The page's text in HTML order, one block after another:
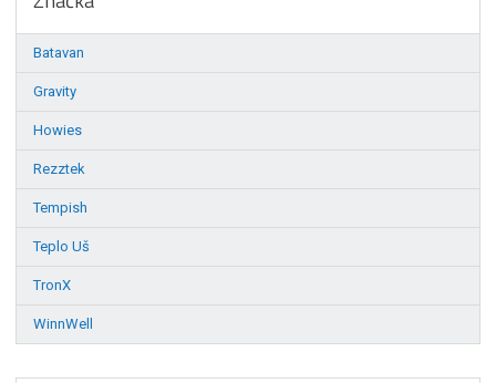
Batavan
Gravity
Howies
Rezztek
Tempish
Teplo Uš
TronX
WinnWell